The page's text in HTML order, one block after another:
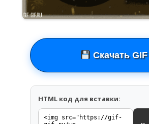
Скачать GIF
HTML код для вставки: